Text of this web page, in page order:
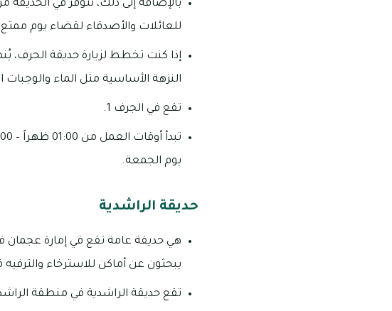
بالإضافة إلى ذلك، تتوفر في
للعائلات والأصدقاء لقضاء يوم
إذا كنت تخطط لزيارة حديقة
النزهة الأساسية مثل الماء والوجبات
تقع في الجرف 1.
يوم الجمعة.
حديقة الراشدية
هي حديقة عامة تقع في إمارة عجمان
يبحثون عن أماكن للاسترخاء
تقع حديقة الراشدية في منطقة